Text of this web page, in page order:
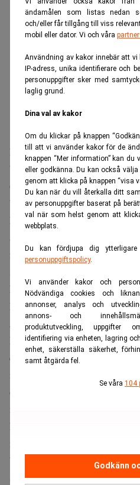
ändamålen som listas nedan
och/eller får tillgång till viss
mobil eller dator. Vi och våra
Användning av kakor innebär att
IP-adress, unika identifierare och
personuppgifter sker med
laglig grund.
Dina val av kakor
Om du klickar på knappen
till att vi använder kakor för de
knappen “Mer information” kan
eller godkänna. Du kan också
genom att klicka på knappen “visa
Du kan när du vill återkalla ditt
av personuppgifter baserat på
val när som helst genom att
webbplats.
Du kan fördjupa dig
personuppgiftspolicy.
Vi använder kakor och
Nödvändiga cookies och
annonser, analys och
annons- och
produktutveckling, uppgifter
identifiering via enheten, lagring
enhet, säkerställa säkerhet,
samt åtgärda fel.
Se våra 104
Godkänn
Enligt UBS beräkningar väntas
”hyperskalarnas”
673 miljarder dollar, men bara
blygsamma 6 procent 2028.
Det bryter mot den logik som
år: att Microsoft, Amazon,
fortsätta accelerera sina
Missa inte:Nya datacenter får
Dagens PS
Alexis Bossard, global
Rothschild Asset
exponeringen mot halvledare
områden som vätskekylning,
mjukvarubolag.
LFG+ZEST:s investeringschef
minskat innehaven i minnes-
byggt positioner i hyperscalare
säljoptioner på utvalda